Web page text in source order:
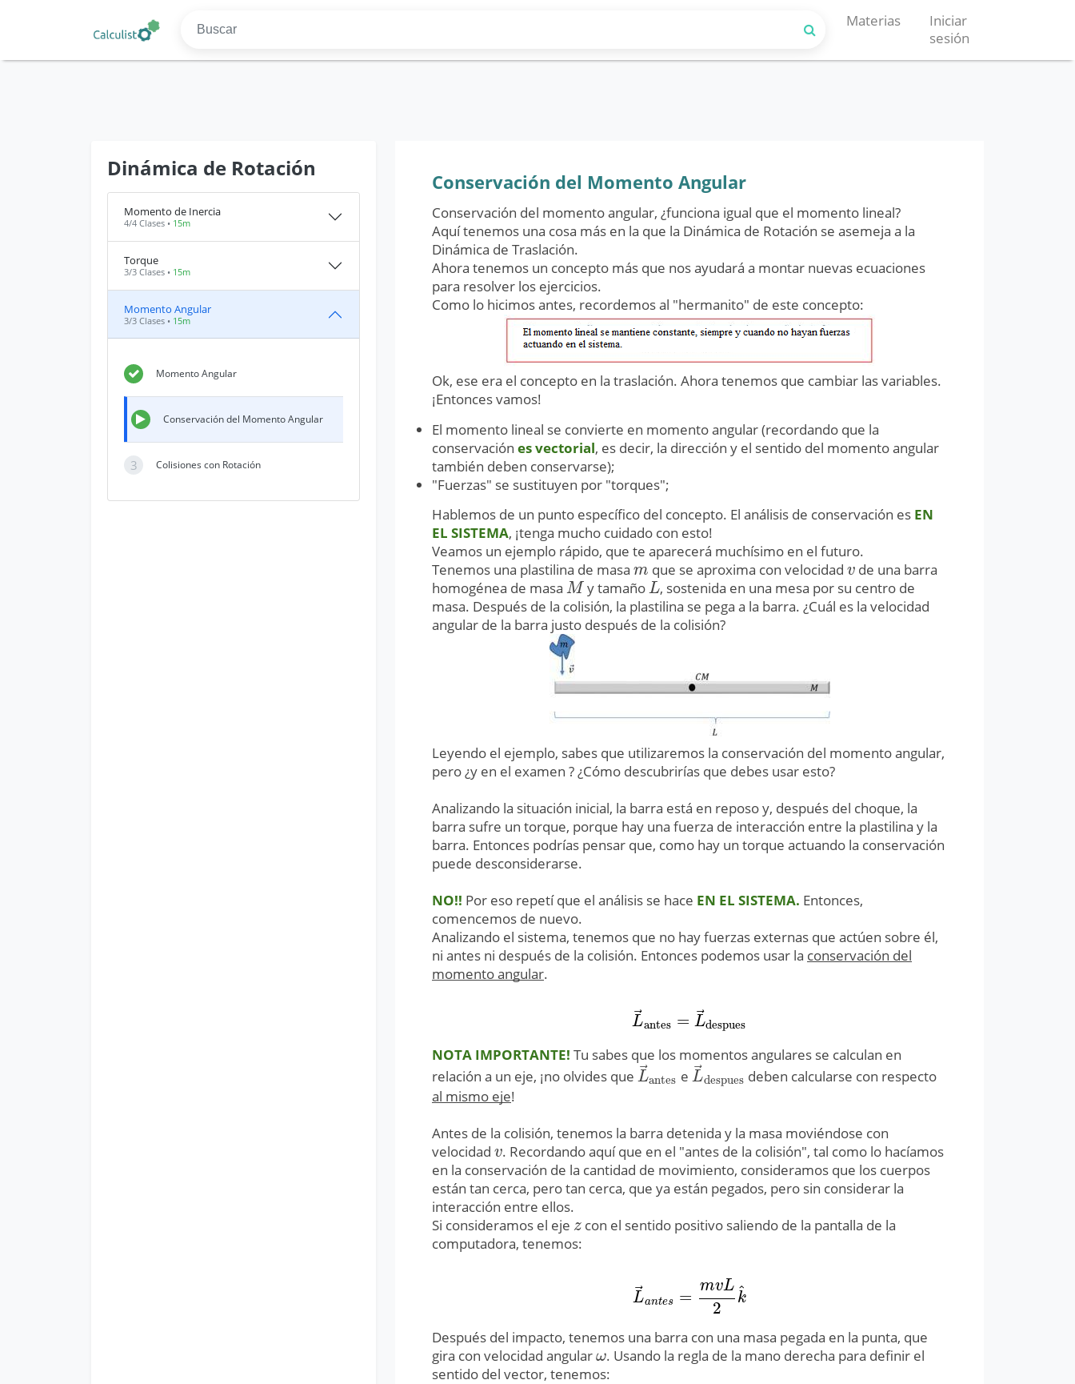
Materias
Iniciar
sesión
Dinámica de Rotación
Momento de Inercia
4/4 Clases • 15m
Torque
3/3 Clases • 15m
Momento Angular
3/3 Clases • 15m
Momento Angular
Conservación del Momento Angular
3 Colisiones con Rotación
Conservación del Momento Angular
Conservación del momento angular, ¿funciona igual que el momento lineal?
Aquí tenemos una cosa más en la que la Dinámica de Rotación se asemeja a la
Dinámica de Traslación.
Ahora tenemos un concepto más que nos ayudará a montar nuevas ecuaciones
para resolver los ejercicios.
Como lo hicimos antes, recordemos al "hermanito" de este concepto:
Ok, ese era el concepto en la traslación. Ahora tenemos que cambiar las variables.
¡Entonces vamos!
El momento lineal se convierte en momento angular (recordando que la
conservación es vectorial, es decir, la dirección y el sentido del momento angular
también deben conservarse);
"Fuerzas" se sustituyen por "torques";
Hablemos de un punto específico del concepto. El análisis de conservación es EN
EL SISTEMA, ¡tenga mucho cuidado con esto!
Veamos un ejemplo rápido, que te aparecerá muchísimo en el futuro.
Tenemos una plastilina de masa m
m que se aproxima con velocidadv
v de una barra
homogénea de masa M
M y tamañoL
L , sostenida en una mesa por su centro de
masa. Después de la colisión, la plastilina se pega a la barra. ¿Cuál es la velocidad
angular de la barra justo después de la colisión?
Leyendo el ejemplo, sabes que utilizaremos la conservación del momento angular,
pero ¿y en el examen ? ¿Cómo descubrirías que debes usar esto?
Analizando la situación inicial, la barra está en reposo y, después del choque, la
barra sufre un torque, porque hay una fuerza de interacción entre la plastilina y la
barra. Entonces podrías pensar que, como hay un torque actuando la conservación
puede desconsiderarse.
NO!! Por eso repetí que el análisis se hace EN EL SISTEMA. Entonces,
comencemos de nuevo.
Analizando el sistema, tenemos que no hay fuerzas externas que actúen sobre él,
ni antes ni después de la colisión. Entonces podemos usar la conservación del
momento angular.
L⃗antes = L⃗despues
L→antes=L→despues
NOTA IMPORTANTE! Tu sabes que los momentos angulares se calculan en
relación a un eje, ¡no olvides que L⃗antes
L→antes
eL⃗despues
L→despuesdeben calcularse con respecto
al mismo eje!
Antes de la colisión, tenemos la barra detenida y la masa moviéndose con
velocidad v
v. Recordando aquí que en el "antes de la colisión", tal como lo hacíamos
en la conservación de la cantidad de movimiento, consideramos que los cuerpos
están tan cerca, pero tan cerca, que ya están pegados, pero sin considerar la
interacción entre ellos.
Si consideramos el eje z
z con el sentido positivo saliendo de la pantalla de la
computadora, tenemos:
Lantes =
mvL
2
k
^
L→ant es= mvL2k^
Después del impacto, tenemos una barra con una masa pegada en la punta, que
gira con velocidad angular ω
ω. Usando la regla de la mano derecha para definir el
sentido del vector, tenemos: